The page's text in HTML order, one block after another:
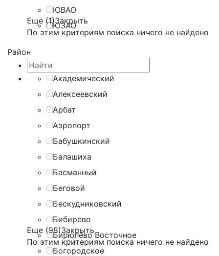
ЮВАО
ЮЗАО
Еще (1)Закрыть
По этим критериям поиска ничего не найдено
Район
Академический
Алексеевский
Арбат
Аэропорт
Бабушкинский
Балашиха
Басманный
Беговой
Бескудниковский
Бибирево
Бирюлёво Восточное
Богородское
Еще (98)Закрыть
По этим критериям поиска ничего не найдено